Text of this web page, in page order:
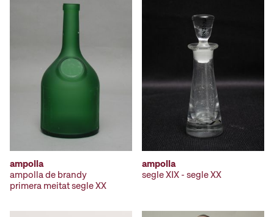
ampolla
ampolla de brandy
primera meitat segle XX
ampolla
segle XIX - segle XX